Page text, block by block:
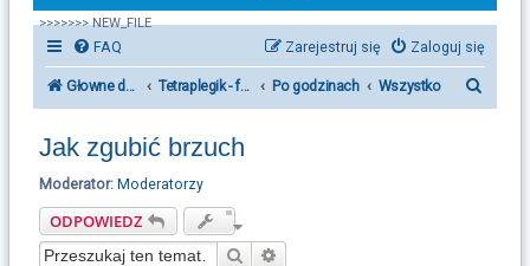
>>>>>>> NEW_FILE
FAQ Zaloguj się
Zarejestruj się
Głowne działy forum Tetraplegik
Tetraplegik - forum ludzi po urazie rdzenia kręgowego
Po godzinach Wszystko
Jak zgubić brzuch
Moderator: Moderatorzy
ODPOWIEDZ
Szukaj